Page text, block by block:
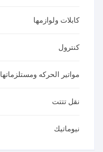
كابلات ولوازمها
كنترول
مواتير الحركه ومستلزماتها
نقل تتتت
نيوماتيك